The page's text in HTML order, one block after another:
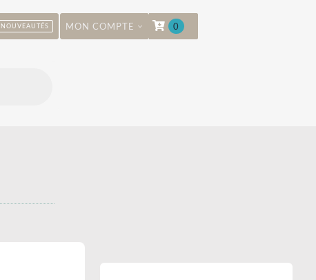
NOUVEAUTÉS MON COMPTE 0